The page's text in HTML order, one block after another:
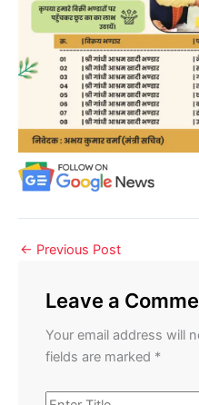
← Previous Post
Leave a
Your email address will
fields are marked *